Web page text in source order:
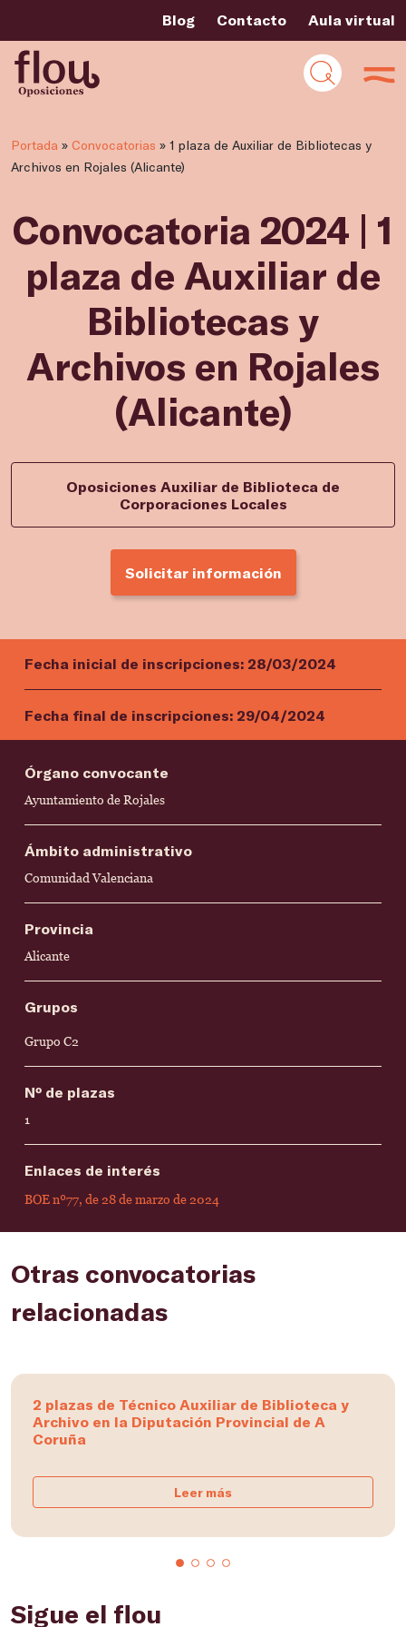
Blog Contacto Aula virtual
Portada » Convocatorias » 1 plaza de Auxiliar de Bibliotecas y
Archivos en Rojales (Alicante)
Convocatoria 2024 | 1
plaza de Auxiliar de
Bibliotecas y
Archivos en Rojales
(Alicante)
Oposiciones Auxiliar de Biblioteca de
Corporaciones Locales
Solicitar información
Fecha inicial de inscripciones: 28/03/2024
Fecha final de inscripciones: 29/04/2024
Órgano convocante
Ayuntamiento de Rojales
Ámbito administrativo
Comunidad Valenciana
Provincia
Alicante
Grupos
Grupo C2
Nº de plazas
1
Enlaces de interés
BOE nº77, de 28 de marzo de 2024
Otras convocatorias
relacionadas
2 plazas de Técnico Auxiliar de Biblioteca y
Archivo en la Diputación Provincial de A
Coruña
Leer más
Sigue el flou